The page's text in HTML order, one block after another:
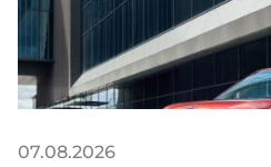
07.08.2026